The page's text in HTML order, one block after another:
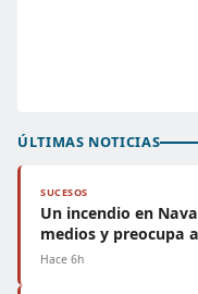
ÚLTIMAS NOTICIAS
SUCESOS
Un incendio en
medios y preocupa
Hace 6h